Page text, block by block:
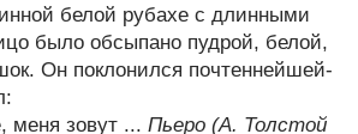
белой рубахе с длинными
было обсыпано пудрой, белой,
Он поклонился почтеннейшей-
меня зовут ... Пьеро (А. Толстой